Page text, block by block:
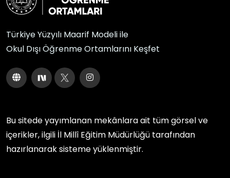
Türkiye Yüzyılı Maarif Modeli ile
Okul Dışı Öğrenme Ortamlarını Keşfet
Bu sitede yayımlanan mekânlara ait tüm görsel ve
içerikler, ilgili İl Millî Eğitim Müdürlüğü tarafından
hazırlanarak sisteme yüklenmiştir.